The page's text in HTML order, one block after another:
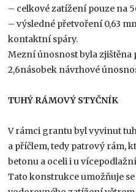
– celkové zatížení pouze na
– výsledné přetvoření 0,63
kontaktní spáry.
Mezní únosnost byla zjištěna
2,6násobek návrhové
TUHÝ RÁMOVÝ STYČNÍK
V rámci grantu byl vyvinut
a příčlem, tedy patrový rám,
betonu a oceli i u
Tato konstrukce umožňuje